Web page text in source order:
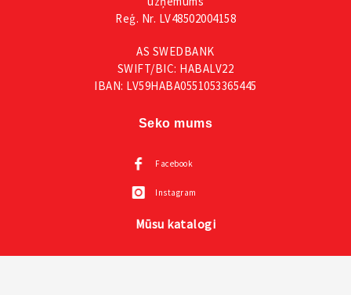
Reģ. Nr. LV48502004158
AS SWEDBANK
SWIFT/BIC: HABALV22
IBAN: LV59HABA0551053365445
Seko mums
Facebook
Instagram
Mūsu katalogi